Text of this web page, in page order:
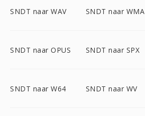
SNDT naar WAV SNDT naar WMA
SNDT naar OPUS SNDT naar SPX
SNDT naar W64 SNDT naar WV